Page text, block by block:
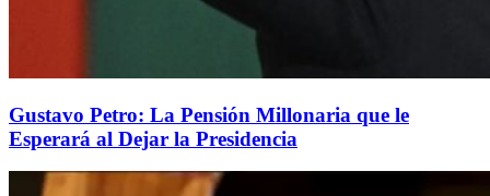
Gustavo Petro: La Pensión Millonaria que le
Esperará al Dejar la Presidencia